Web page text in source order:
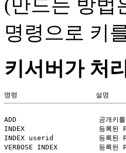
(만드는 방법
명령으로 키
키서버가 처
ADD                    공개키를 등록
INDEX                  등록된
INDEX userid           등록된
VERBOSE INDEX          등록된